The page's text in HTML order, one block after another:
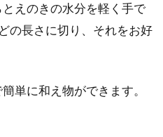
えのきの水分を軽く手で
の長さに切り、それをお好
単に和え物ができます。